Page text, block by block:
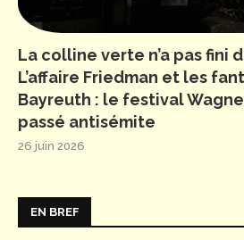
La colline verte n’a pas fini
L’affaire Friedman et les
Bayreuth : le festival
passé antisémite
26 juin 2026
EN BREF